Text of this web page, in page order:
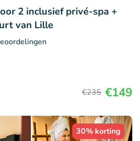
2 inclusief privé-spa +
van Lille
€235 €149
30% korting